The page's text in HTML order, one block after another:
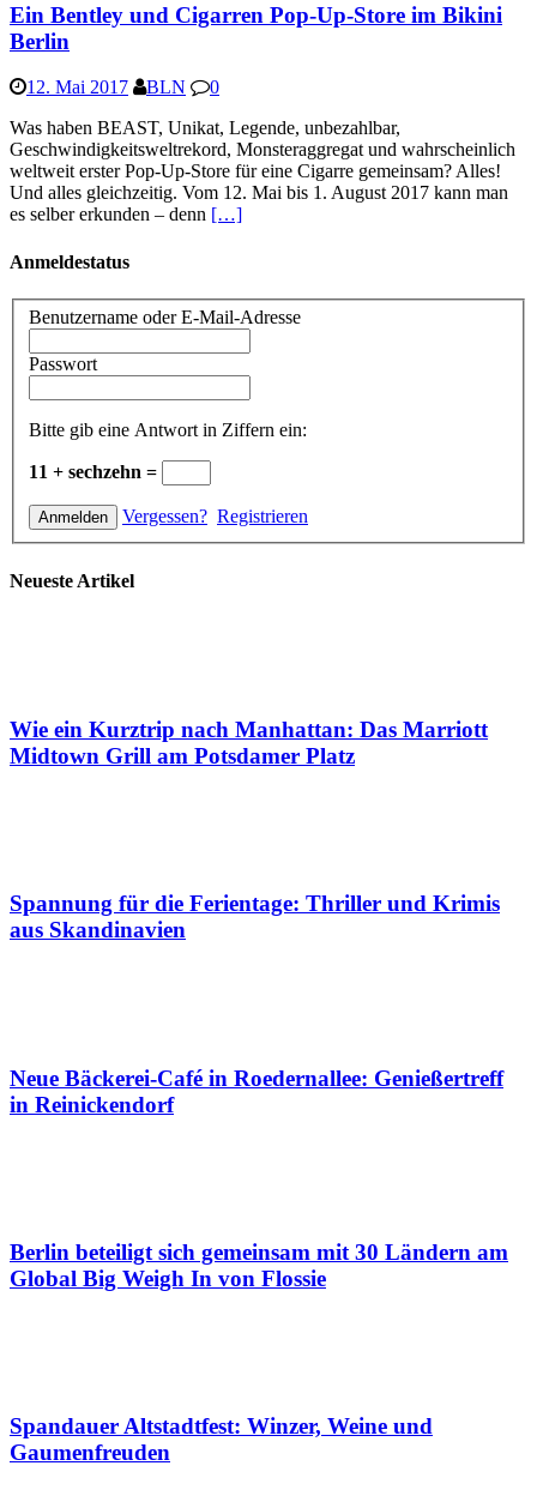
Ein Bentley und Cigarren Pop-Up-Store im Bikini
Berlin
12. Mai 2017 BLN
0
Was haben BEAST, Unikat, Legende, unbezahlbar,
Geschwindigkeitsweltrekord, Monsteraggregat und wahrscheinlich
weltweit erster Pop-Up-Store für eine Cigarre gemeinsam? Alles!
Und alles gleichzeitig. Vom 12. Mai bis 1. August 2017 kann man
es selber erkunden – denn […]
Anmeldestatus
Benutzername oder E-Mail-Adresse
Passwort
Bitte gib eine Antwort in Ziffern ein:
11 + sechzehn =
Vergessen? Registrieren
Neueste Artikel
Wie ein Kurztrip nach Manhattan: Das Marriott
Midtown Grill am Potsdamer Platz
Spannung für die Ferientage: Thriller und Krimis
aus Skandinavien
Neue Bäckerei-Café in Roedernallee: Genießertreff
in Reinickendorf
Berlin beteiligt sich gemeinsam mit 30 Ländern am
Global Big Weigh In von Flossie
Spandauer Altstadtfest: Winzer, Weine und
Gaumenfreuden